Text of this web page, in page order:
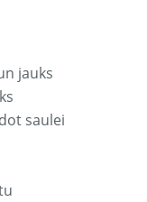
jauks
saulei